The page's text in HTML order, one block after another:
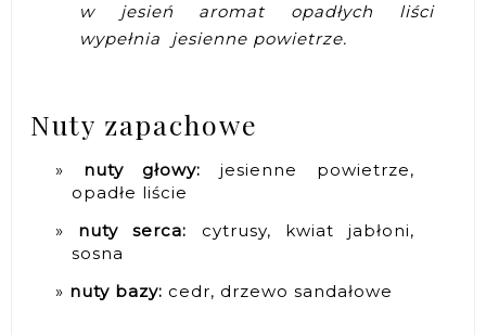
w jesień aromat opadłych liści
wypełnia jesienne powietrze.
Nuty zapachowe
nuty głowy: jesienne powietrze,
opadłe liście
nuty serca: cytrusy, kwiat jabłoni,
sosna
nuty bazy: cedr, drzewo sandałowe